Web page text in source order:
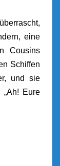
eine
Cousins
Schiffen
und sie
Eure